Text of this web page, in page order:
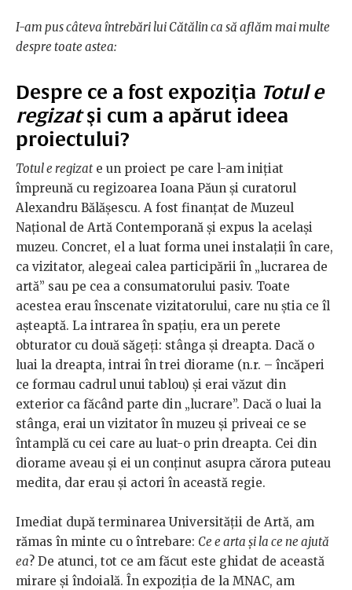
I-am pus câteva întrebări lui Cătălin ca să aflăm mai multe
despre toate astea:
Despre ce a fost expoziţia Totul e
regizatşi cum a apărut ideea
proiectului?
Totul e regizate un proiect pe care l-am iniţiat
împreună cu regizoarea Ioana Păun şi curatorul
Alexandru Bălăşescu. A fost finanţat de Muzeul
Naţional de Artă Contemporană şi expus la acelaşi
muzeu. Concret, el a luat forma unei instalaţii în care,
ca vizitator, alegeai calea participării în „lucrarea de
artă” sau pe cea a consumatorului pasiv. Toate
acestea erau înscenate vizitatorului, care nu ştia ce îl
aşteaptă. La intrarea în spaţiu, era un perete
obturator cu două săgeţi: stânga şi dreapta. Dacă o
luai la dreapta, intrai în trei diorame (n.r. – încăperi
ce formau cadrul unui tablou) şi erai văzut din
exterior ca făcând parte din „lucrare”. Dacă o luai la
stânga, erai un vizitator în muzeu şi priveai ce se
întamplă cu cei care au luat-o prin dreapta. Cei din
diorame aveau şi ei un conţinut asupra cărora puteau
medita, dar erau şi actori în această regie.
Imediat după terminarea Universităţii de Artă, am
rămas în minte cu o întrebare: Ce e arta şi la ce ne ajută
ea? De atunci, tot ce am făcut este ghidat de această
mirare şi îndoială. În expoziţia de la MNAC, am